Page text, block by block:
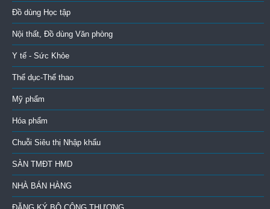
Đồ dùng Học tập
Nội thất, Đồ dùng Văn phòng
Y tế - Sức Khỏe
Thể dục-Thể thao
Mỹ phẩm
Hóa phẩm
Chuỗi Siêu thị Nhập khẩu
SÀN TMĐT HMD
NHÀ BÁN HÀNG